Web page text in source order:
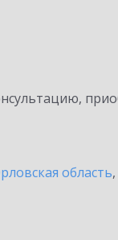
область,